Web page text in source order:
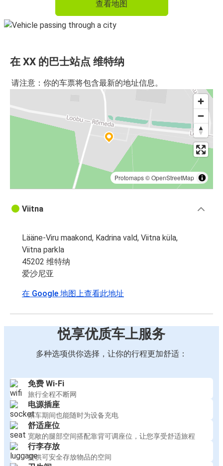
查看地图
在 XX 的巴士站点 维特纳
请注意：你的车票将包含最新的地址信息。
Protomaps©OpenStreetMap
Viitna
Lääne-Viru maakond, Kadrina vald, Viitna küla,
Viitna parkla
45202 维特纳
爱沙尼亚
在 Google 地图上查看此地址
悦享优质车上服务
多种选项供你选择，让你的行程更加舒适：
免费 Wi-Fi
旅行全程不断网
电源插座
乘车期间也能随时为设备充电
舒适座位
宽敞的腿部空间搭配靠背可调座位，让您享受舒适旅程
行李存放
提供可安全存放物品的空间